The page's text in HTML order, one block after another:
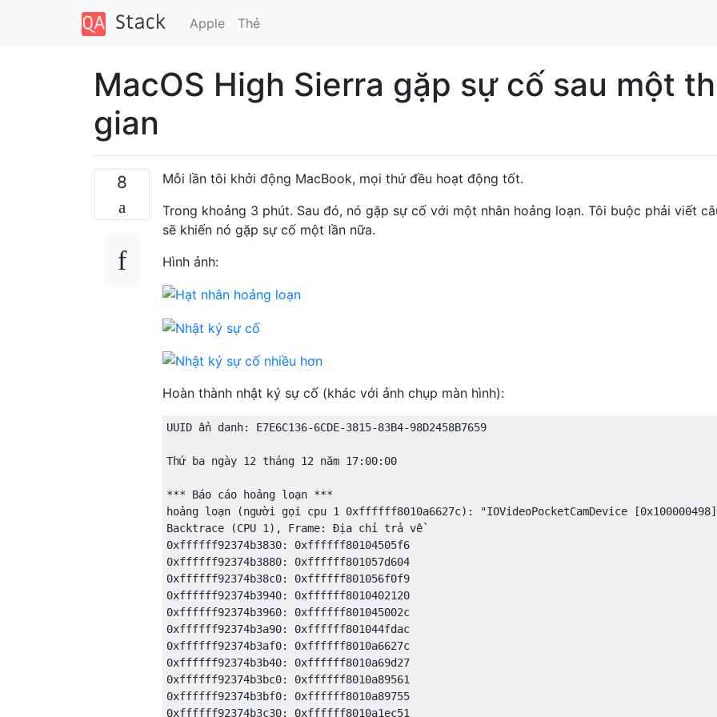
Apple Thẻ
MacOS High Sierra gặp sự cố sau một
gian
8
Mỗi lần tôi khởi động MacBook, mọi thứ đều hoạt động tốt.
Trong khoảng 3 phút. Sau đó, nó gặp sự cố với một nhân hoảng loạn. Tôi buộc phải viết
sẽ khiến nó gặp sự cố một lần nữa.
Hình ảnh:
Hoàn thành nhật ký sự cố (khác với ảnh chụp màn hình):
UUID ẩn danh: E7E6C136-6CDE-3815-83B4-98D2458B7659
Thứ ba ngày 12 tháng 12 năm 17:00:00
*** Báo cáo hoảng loạn ***
hoảng loạn (người gọi cpu 1 0xffffff8010a6627c): "IOVideoPocketCamDevice
Backtrace (CPU 1), Frame: Địa chỉ trả về
0xffffff92374b3830: 0xffffff80104505f6
0xffffff92374b3880: 0xffffff801057d604
0xffffff92374b38c0: 0xffffff801056f0f9
0xffffff92374b3940: 0xffffff8010402120
0xffffff92374b3960: 0xffffff801045002c
0xffffff92374b3a90: 0xffffff801044fdac
0xffffff92374b3af0: 0xffffff8010a6627c
0xffffff92374b3b40: 0xffffff8010a69d27
0xffffff92374b3bc0: 0xffffff8010a89561
0xffffff92374b3bf0: 0xffffff8010a89755
0xffffff92374b3c30: 0xffffff8010a1ec51